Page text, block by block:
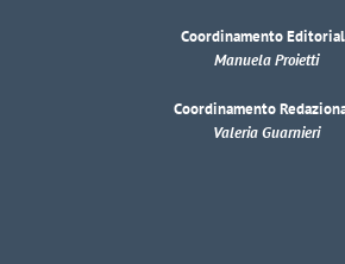
Coordinamento
Manuela Proietti
Coordinamento
Valeria Guarnieri